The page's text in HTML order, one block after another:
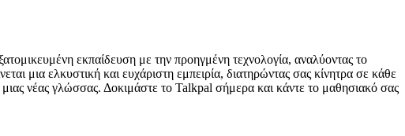
εκπαίδευση με την προηγμένη τεχνολογία, αναλύοντας το
μια ελκυστική και ευχάριστη εμπειρία, διατηρώντας σας κίνητρα σε κάθε
νέας γλώσσας. Δοκιμάστε το Talkpal σήμερα και κάντε το μαθησιακό σας